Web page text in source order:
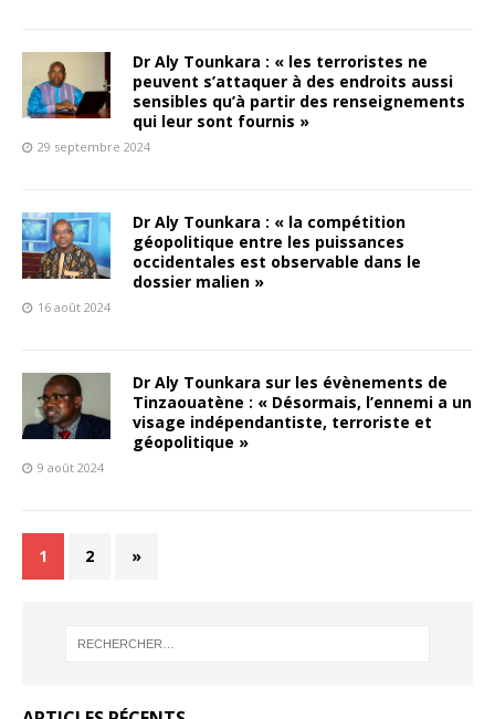
Dr Aly Tounkara : « les terroristes ne
peuvent s’attaquer à des endroits aussi
sensibles qu’à partir des renseignements
qui leur sont fournis »
29 septembre 2024
Dr Aly Tounkara : « la compétition
géopolitique entre les puissances
occidentales est observable dans le
dossier malien »
16 août 2024
Dr Aly Tounkara sur les évènements de
Tinzaouatène : « Désormais, l’ennemi a un
visage indépendantiste, terroriste et
géopolitique »
9 août 2024
1 2 »